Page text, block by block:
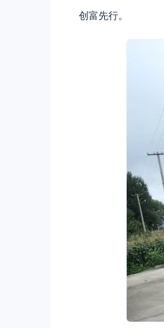
创富先行。